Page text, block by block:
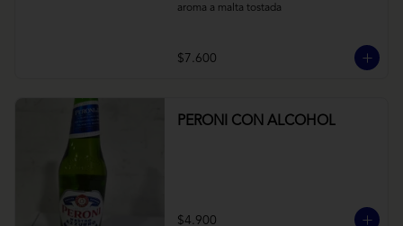
aroma a malta tostada
$7.600
PERONI CON ALCOHOL
$4.900